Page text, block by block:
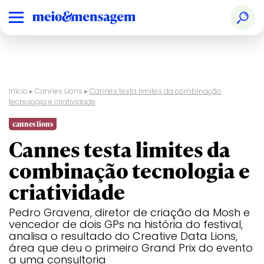
Audio & Radio
Brand
Experience &
Creative B2B
Creative Brand
Creative
Business
Design
Direct
Entertainment
Entertainment
for Gaming
Health &
Wellness
Industry
Innovation
Luxury
Social &
Creator
Sustainable
Goals
Titanium
Ranking
Nacional
Prêmios
Especiais
Audio & Radio
Brand
Experience &
Activation
Creative B2B
Creative
Strategy
Design
Digital Craft
Direct
Film Craft
Glass
Wellness
Industry
Craft
Print &
Publishing
Creator
Sustainable
Development
Início ▸Cannes Lions ▸Cannes testa limites da combinação
tecnologia e criatividade
cannes lions
Cannes testa limites da
combinação tecnologia e
criatividade
Pedro Gravena, diretor de criação da Mosh e
vencedor de dois GPs na história do festival,
analisa o resultado do Creative Data Lions,
área que deu o primeiro Grand Prix do evento
a uma consultoria